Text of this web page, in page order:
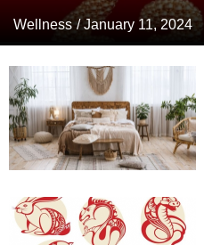
Wellness / January 11, 2024